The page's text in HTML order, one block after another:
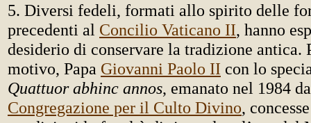
5. Diversi fedeli, formati allo spirito delle
precedenti al Concilio Vaticano II, hanno
desiderio di conservare la tradizione antica.
motivo, Papa Giovanni Paolo II con lo
Quattuor abhinc annos, emanato nel 1984
Congregazione per il Culto Divino,